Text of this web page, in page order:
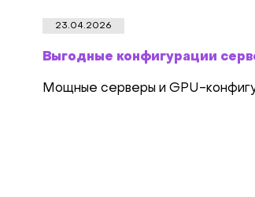
23.04.2026
Выгодные конфигурации
Мощные серверы и GPU-